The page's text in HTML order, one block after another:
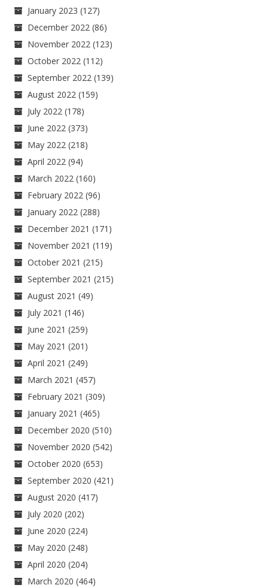
January 2023 (127)
December 2022 (86)
November 2022 (123)
October 2022 (112)
September 2022 (139)
August 2022 (159)
July 2022 (178)
June 2022 (373)
May 2022 (218)
April 2022 (94)
March 2022 (160)
February 2022 (96)
January 2022 (288)
December 2021 (171)
November 2021 (119)
October 2021 (215)
September 2021 (215)
August 2021 (49)
July 2021 (146)
June 2021 (259)
May 2021 (201)
April 2021 (249)
March 2021 (457)
February 2021 (309)
January 2021 (465)
December 2020 (510)
November 2020 (542)
October 2020 (653)
September 2020 (421)
August 2020 (417)
July 2020 (202)
June 2020 (224)
May 2020 (248)
April 2020 (204)
March 2020 (464)